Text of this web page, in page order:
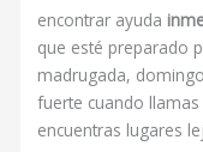
encontrar ayuda
que esté preparado
madrugada,
fuerte cuando
encuentras lugares